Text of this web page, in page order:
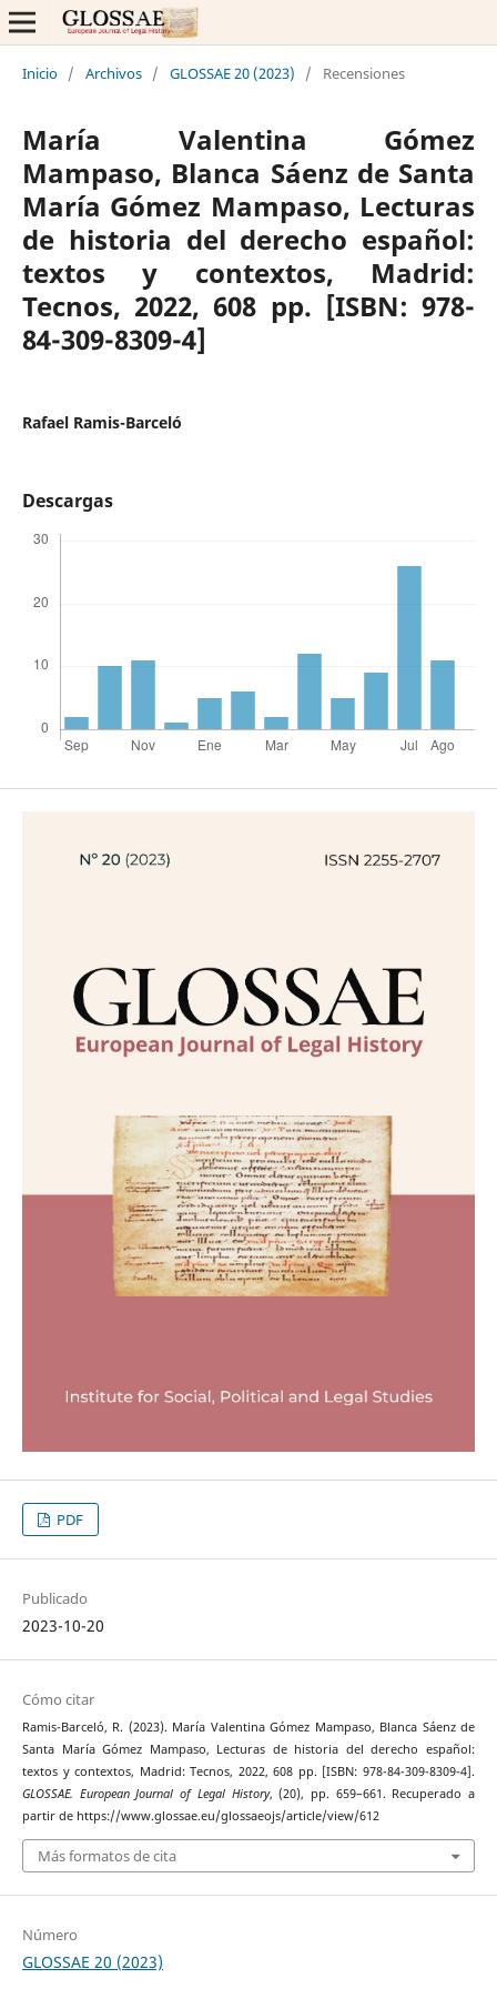
Inicio / Archivos / GLOSSAE 20 (2023) / Recensiones
María Valentina Gómez
Mampaso, Blanca Sáenz de Santa
María Gómez Mampaso, Lecturas
de historia del derecho español:
textos y contextos, Madrid:
Tecnos, 2022, 608 pp. [ISBN: 978-
84-309-8309-4]
Rafael Ramis-Barceló
Descargas
PDF
Publicado
2023-10-20
Cómo citar
Ramis-Barceló, R. (2023). María Valentina Gómez Mampaso, Blanca Sáenz de
Santa María Gómez Mampaso, Lecturas de historia del derecho español:
textos y contextos, Madrid: Tecnos, 2022, 608 pp. [ISBN: 978-84-309-8309-4].
GLOSSAE. European Journal of Legal History, (20), pp. 659–661. Recuperado a
partir de https://www.glossae.eu/glossaeojs/article/view/612
Más formatos de cita
Número
GLOSSAE 20 (2023)